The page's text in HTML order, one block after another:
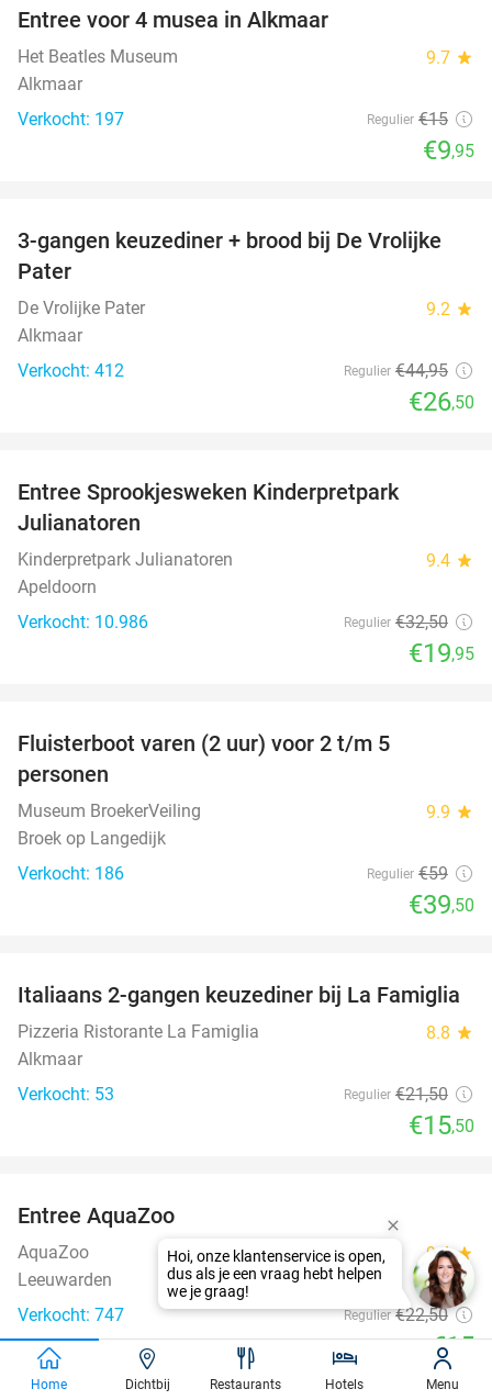
Entree voor 4 musea in Alkmaar
Het Beatles Museum 9.7 star
Alkmaar
Verkocht: 197
Regulier €15
€9,95
41%
3-gangen keuzediner + brood bij De Vrolijke
Pater
De Vrolijke Pater 9.2 star
Alkmaar
Verkocht: 412
Regulier €44,95
€26,50
Entree Sprookjesweken Kinderpretpark
Julianatoren
Kinderpretpark Julianatoren 9.4 star
Apeldoorn
Verkocht: 10.986
Regulier €32,50
€19,95
Fluisterboot varen (2 uur) voor 2 t/m 5
personen
Museum BroekerVeiling 9.9 star
Broek op Langedijk
Verkocht: 186
Regulier €59
€39,50
28%
Italiaans 2-gangen keuzediner bij La Famiglia
Pizzeria Ristorante La Famiglia 8.8 star
Alkmaar
Verkocht: 53
Regulier €21,50
€15,50
Entree AquaZoo
AquaZoo 9.4star
Leeuwarden
Verkocht: 747
Regulier €22,50
€15
favorite_border
Home Dichtbij Restaurants Hotels Menu